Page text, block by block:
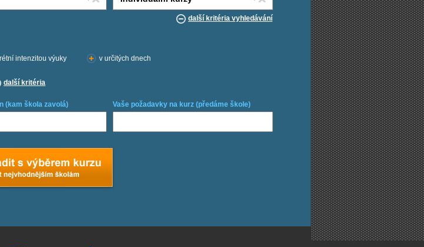
další kritéria vyhledávání
intenzitou výuky v určitých dnech
další kritéria
(kam škola zavolá) Vaše požadavky na kurz (předáme škole)